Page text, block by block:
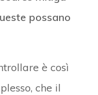
possano
è così
che il